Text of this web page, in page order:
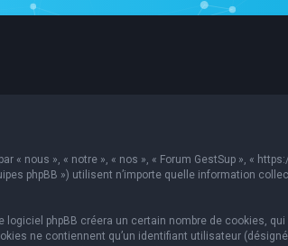
nous », « notre », « nos », « Forum GestSup », «
phpBB ») utilisent n’importe quelle information
phpBB créera un certain nombre de cookies,
ne contiennent qu’un identifiant utilisateur (désigné